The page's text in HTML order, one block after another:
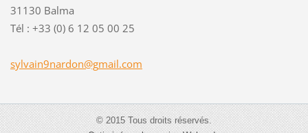
31130 Balma
Tél : +33 (0) 6 12 05 00 25
sylvain9nardon@gmail.com
© 2015 Tous droits réservés.